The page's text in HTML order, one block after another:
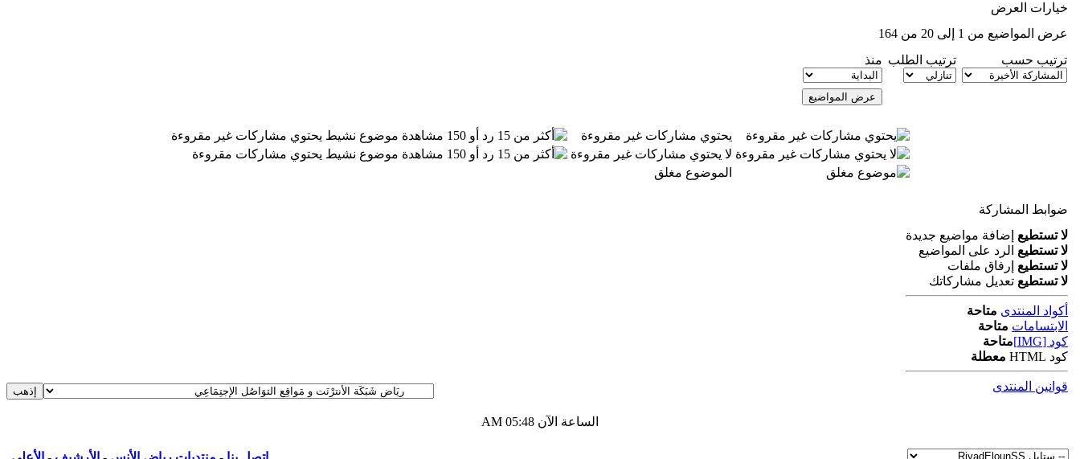
خيارات العرض
عرض المواضيع من 1 إلى 20 من 164
ترتيب حسب
ترتيب الطلب منذ
يحتوي مشاركات غير مقروءة
موضوع نشيط يحتوي مشاركات غير مقروءة
لا يحتوي مشاركات غير مقروءة
موضوع نشيط يحتوي مشاركات مقروءة
الموضوع مغلق
ضوابط المشاركة
لا تستطيع إضافة مواضيع جديدة
لا تستطيع الرد على المواضيع
لا تستطيع إرفاق ملفات
لا تستطيع تعديل مشاركاتك
أكواد المنتدى متاحة
الابتسامات متاحة
كود [IMG]
متاحة
كود HTML
معطلة
قوانين المنتدى
الساعة الآن 05:48 AM